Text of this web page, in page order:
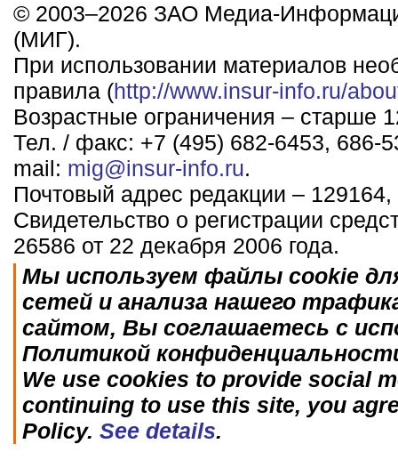
© 2003–2026 ЗАО Медиа-
(МИГ).
При использовании материалов
правила (http://www.insur-info.ru/
Возрастные ограничения – старше
Тел. / факс: +7 (495) 682-6453, 686-
mail: mig@insur-info.ru.
Почтовый адрес редакции –
Свидетельство о регистрации
26586 от 22 декабря 2006 года.
Мы используем файлы cookie
сетей и анализа нашего
сайтом, Вы соглашаетесь с
Политикой
We use cookies to provide social
continuing to use this site, you
Policy. See details.